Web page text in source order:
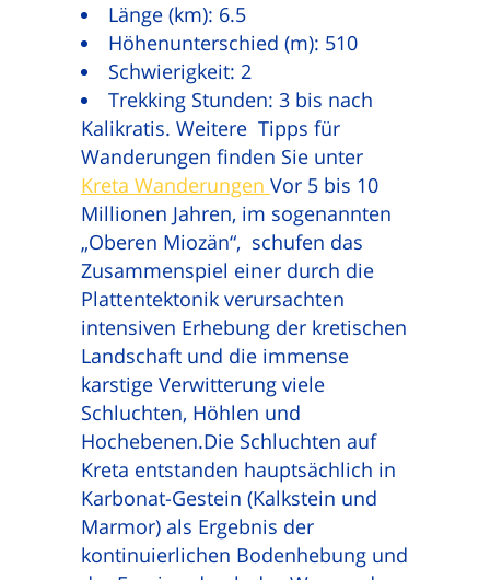
Länge (km): 6.5
Höhenunterschied (m): 510
Schwierigkeit: 2
Trekking Stunden: 3 bis nach
Kalikratis. Weitere Tipps für
Wanderungen finden Sie unter
Kreta Wanderungen Vor 5 bis 10
Millionen Jahren, im sogenannten
„Oberen Miozän“, schufen das
Zusammenspiel einer durch die
Plattentektonik verursachten
intensiven Erhebung der kretischen
Landschaft und die immense
karstige Verwitterung viele
Schluchten, Höhlen und
Hochebenen.Die Schluchten auf
Kreta entstanden hauptsächlich in
Karbonat-Gestein (Kalkstein und
Marmor) als Ergebnis der
kontinuierlichen Bodenhebung und